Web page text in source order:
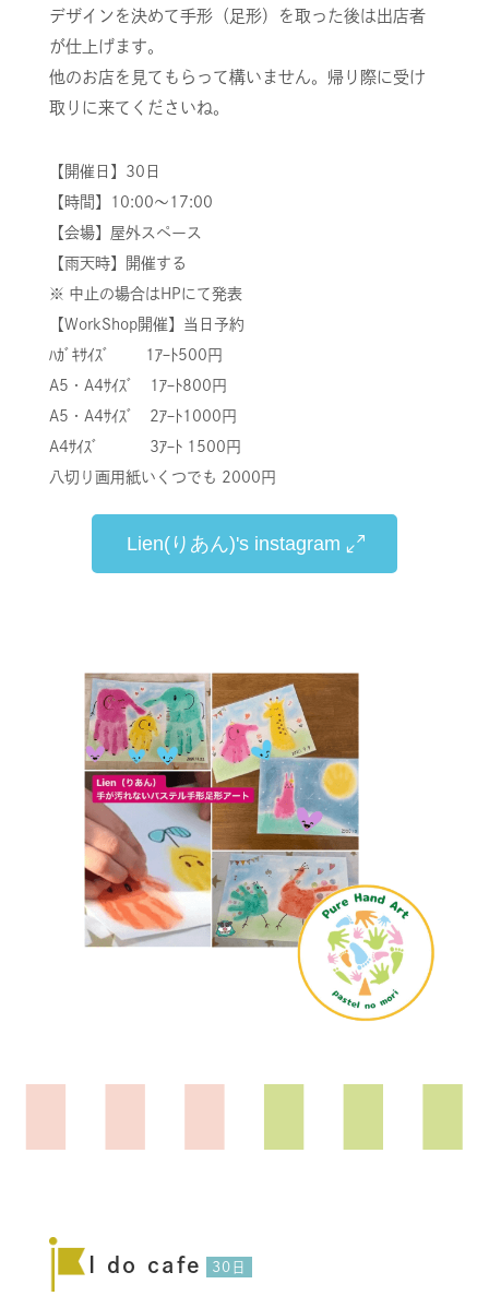
デザインを決めて手形（足形）を取った後は出店者
が仕上げます。
他のお店を見てもらって構いません。帰り際に受け
取りに来てくださいね。
【開催日】30 日
【時間】10:00～17:00
【会場】屋外スペース
【雨天時】開催する
※ 中止の場合はHPにて発表
【WorkShop開催】当日予約
ﾊｶﾞｷｻｲｽﾞ 1ｱｰﾄ500円
A5・A4ｻｲｽﾞ 1ｱｰﾄ800円
A5・A4ｻｲｽﾞ 2ｱｰﾄ1000円
A4ｻｲｽﾞ 3ｱｰﾄ 1500円
八切り画用紙いくつでも 2000円
Lien(りあん)'s instagram
I do cafe 30日